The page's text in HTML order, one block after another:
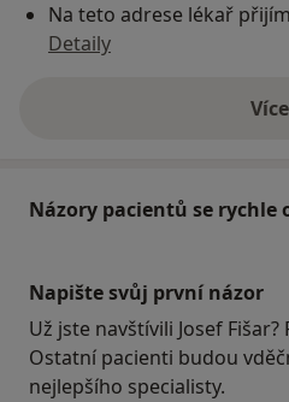
Na teto adrese lékař
Detaily
Více
o
Názory pacientů se rychle
Napište svůj první názor
Už jste navštívili Josef
Ostatní pacienti budou
nejlepšího specialisty.